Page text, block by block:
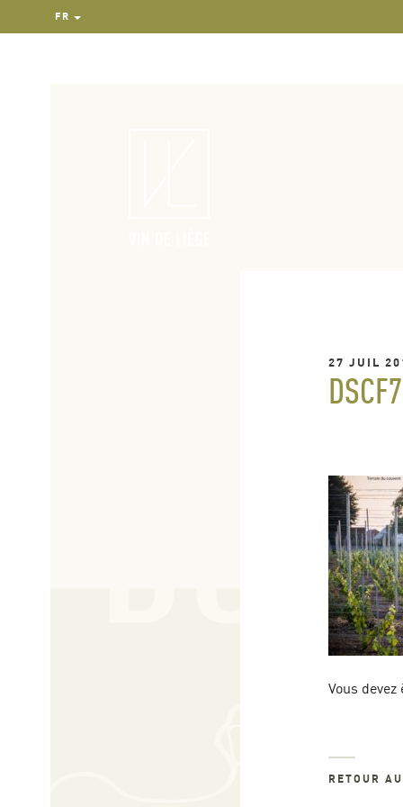
FR
27 JUIL
Vous
RETOUR